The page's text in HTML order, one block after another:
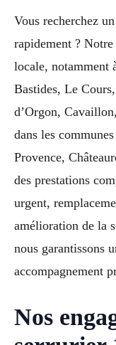
Vous recherchez
rapidement ?
locale, notamment
Bastides, Le
d’Orgon,
dans les
Provence,
des prestations
urgent,
amélioration de la
nous garantissons
accompagnement
Nos